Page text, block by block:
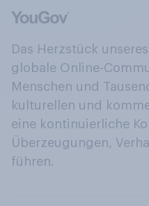
Das Herzstück
globale Online-
Menschen und
kulturellen und
eine kontinuierliche
Überzeugungen,
führen.